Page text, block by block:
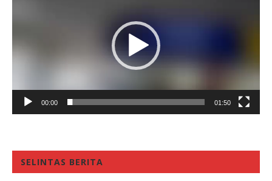
00:00 01:50
SELINTAS BERITA